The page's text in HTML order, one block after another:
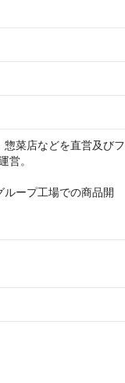
菜店などを直営及びフ
営。
ープ工場での商品開